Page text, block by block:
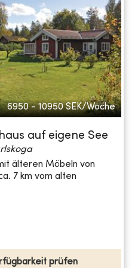
6950 - 10950 SEK/Woche
auf eigene See
älteren Möbeln von
7 km vom alten
prüfen